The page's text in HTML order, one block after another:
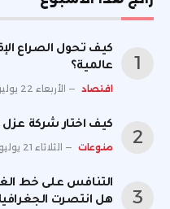
كيف تحول الصراع
عالمية؟
اقتصاد الأربعاء 22 يوليو 4:49 م
كيف اختار شركة
منوعات الثلاثاء 21 يوليو 9:20 م
التنافس على خط
هل انتصرت